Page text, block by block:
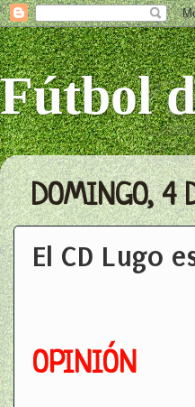
Fútbol
DOMINGO, 4
El CD Lugo
OPINIÓN